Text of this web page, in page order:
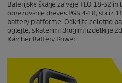
Baterijske škarje za veje TLO 18-32 in
obrezovanje dreves PGS 4-18, sta iz
battery platforme. Odkrijte celotno
oglejte, s katerimi drugimi izdelki je
Kärcher Battery Power.